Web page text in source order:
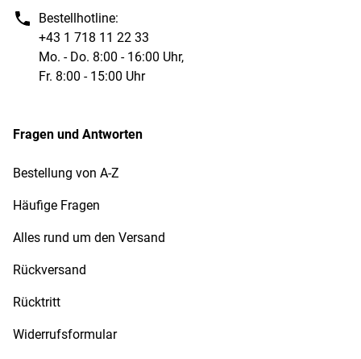
Bestellhotline:
+43 1 718 11 22 33
Mo. - Do. 8:00 - 16:00 Uhr,
Fr. 8:00 - 15:00 Uhr
Fragen und Antworten
Bestellung von A-Z
Häufige Fragen
Alles rund um den Versand
Rückversand
Rücktritt
Widerrufsformular